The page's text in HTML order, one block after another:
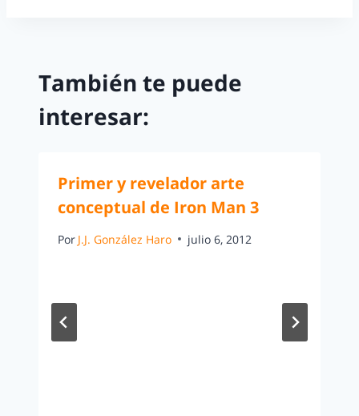
También te puede
interesar:
Primer y revelador arte
conceptual de Iron Man 3
Por J.J. González Haro julio 6, 2012